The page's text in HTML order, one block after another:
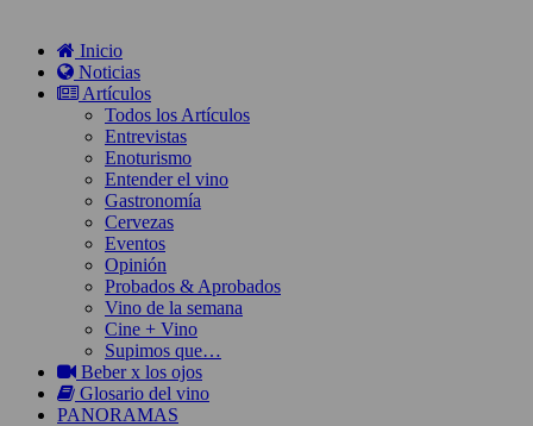
Inicio
Noticias
Artículos
Todos los Artículos
Entrevistas
Enoturismo
Entender el vino
Gastronomía
Cervezas
Eventos
Opinión
Probados & Aprobados
Vino de la semana
Cine + Vino
Supimos que…
Beber x los ojos
Glosario del vino
PANORAMAS